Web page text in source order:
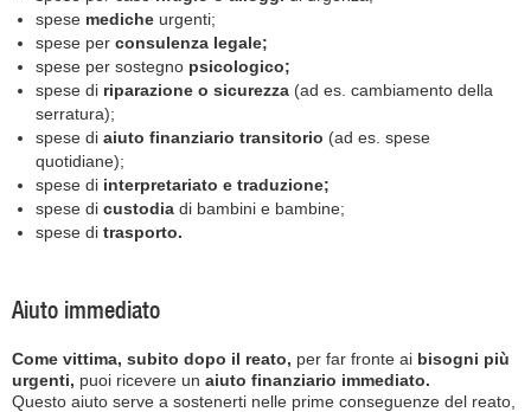
spese mediche urgenti;
spese per consulenza legale;
spese per sostegno psicologico;
spese di riparazione o sicurezza (ad es. cambiamento della
serratura);
spese di aiuto finanziario transitorio (ad es. spese
quotidiane);
spese di interpretariato e traduzione;
spese di custodia di bambini e bambine;
spese di trasporto.
Aiuto immediato
Come vittima, subito dopo il reato, per far fronte ai bisogni più
urgenti, puoi ricevere un aiuto finanziario immediato.
Questo aiuto serve a sostenerti nelle prime conseguenze del reato,